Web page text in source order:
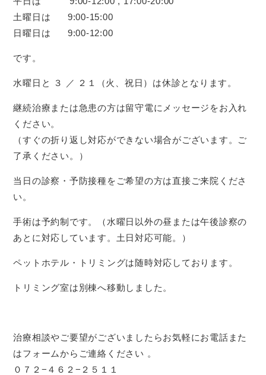
土曜日は 9:00-15:00
日曜日は 9:00-12:00
です。
水曜日と ３ ／ ２１（火、祝日）は休診となります。
継続治療または急患の方は留守電にメッセージをお入れ
ください。
（すぐの折り返し対応ができない場合がございます。ご
了承ください。）
当日の診察・予防接種をご希望の方は直接ご来院くださ
い。
手術は予約制です。（水曜日以外の昼または午後診察の
あとに対応しています。土日対応可能。）
ペットホテル・トリミングは随時対応しております。
トリミング室は別棟へ移動しました。
治療相談やご要望がございましたらお気軽にお電話また
はフォームからご連絡ください 。
０７２−４６２−２５１１